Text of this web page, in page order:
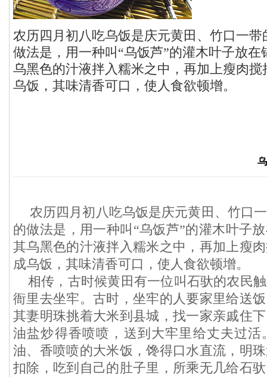
农历四月初八吃乌饭是庆元黄田、竹口一
做法是，用一种叫“乌饭芦”的灌木叶子放
乌黑色的汁液拌入糯米之中，再加上瘦肉
乌饭，其味清香可口，使人食欲顿增。
农历四月初八吃乌饭是庆元黄田、竹口
的做法是，用一种叫“乌饭芦”的灌木叶子
其乌黑色的汁液拌入糯米之中，再加上瘦
成乌饭，其味清香可口，使人食欲顿增。
相传，古时候黄田有一位叫石驮的农民
衙里去坐牢。古时，坐牢的人要家里给送
其妻明珠挑着大米到县城，找一家亲戚住
油盐炒得香喷喷，送到大牢里给丈夫过活
油、香喷喷的大米饭，馋得口水直流，明
扣除，吃到自己的肚子里，所乘无几给石